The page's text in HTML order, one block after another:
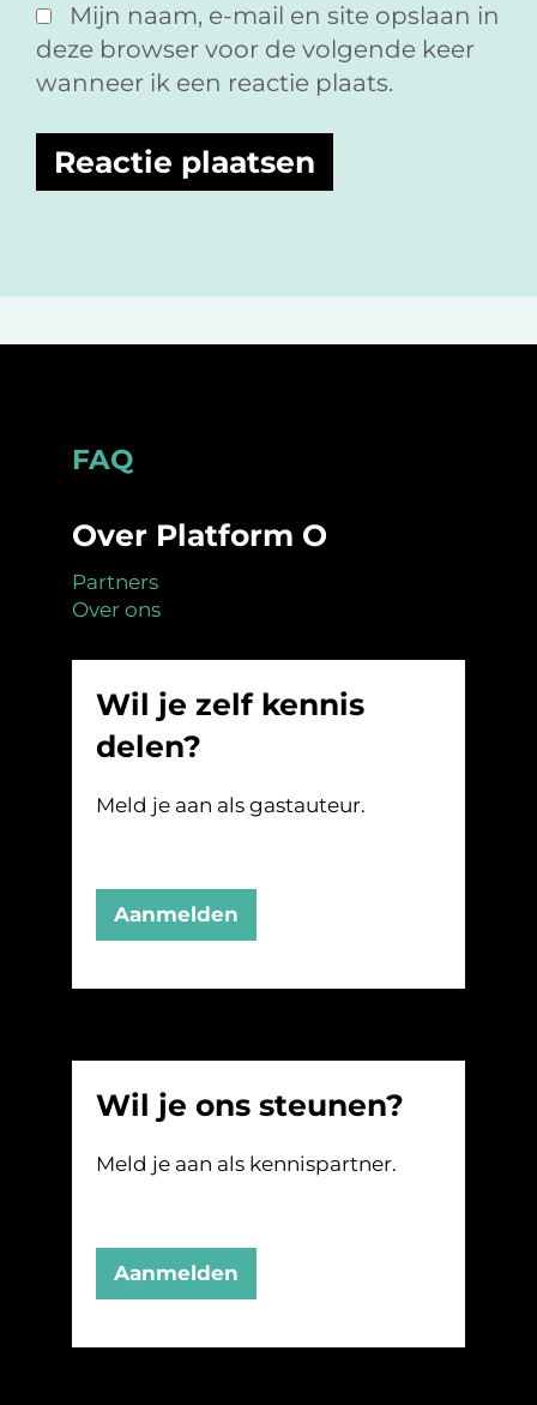
Mijn naam, e-mail en site opslaan in
deze browser voor de volgende keer
wanneer ik een reactie plaats.
Footer
FAQ
Over Platform O
Partners
Over ons
Wil je zelf kennis
delen?
Meld je aan als gastauteur.
Aanmelden
Wil je ons steunen?
Meld je aan als kennispartner.
Aanmelden